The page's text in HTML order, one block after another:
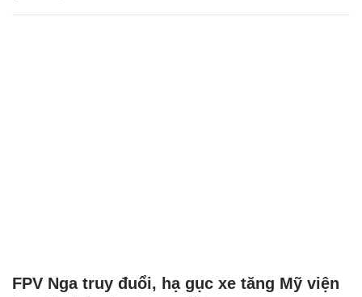
FPV Nga truy đuổi, hạ gục xe tăng Mỹ viện